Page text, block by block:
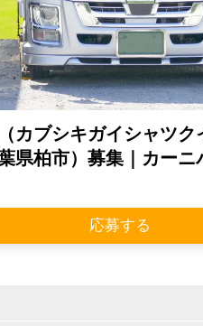
カブシキガイシャツ
県柏市）募集｜カー
応募する